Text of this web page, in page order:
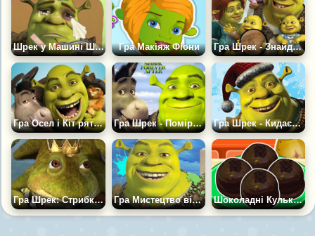
Шрек у Машині Швидкої Допомоги Гра Макіяж Фіони Гра Шрек - Знайди літери
Гра Осел і Кіт рятують Шрека Гра Шрек - Помірятися Силами Гра Шрек - Кидаємо Сніжки
Гра Шрек: Стрибки Жаби Короля Гра Мистецтво від Шрека Шоколадні Кульки Від Шрека